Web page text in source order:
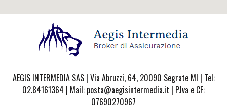
AEGIS INTERMEDIA SAS | Via Abruzzi, 64, 20090 Segrate MI | Tel:
02.84161364 | Mail: posta@aegisintermedia.it | P.Iva e CF:
07690270967